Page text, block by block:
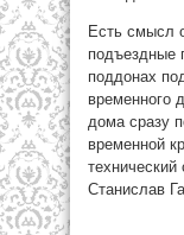
Есть смысл
подъездные
поддонах
временного
дома сразу
временной
Станислав